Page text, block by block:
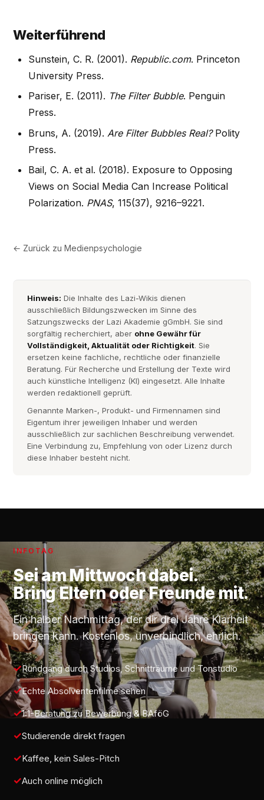
Weiterführend
Sunstein, C. R. (2001). Republic.com. Princeton
University Press.
Pariser, E. (2011). The Filter Bubble. Penguin
Press.
Bruns, A. (2019). Are Filter Bubbles Real?Polity
Press.
Bail, C. A. et al. (2018). Exposure to Opposing
Views on Social Media Can Increase Political
Polarization. PNAS, 115(37), 9216–9221.
← Zurück zuMedienpsychologie
Hinweis: Die Inhalte des Lazi-Wikis dienen
ausschließlich Bildungszwecken im Sinne des
Satzungszwecks der Lazi Akademie gGmbH. Sie sind
sorgfältig recherchiert, aber ohne Gewähr für
Vollständigkeit, Aktualität oder Richtigkeit. Sie
ersetzen keine fachliche, rechtliche oder finanzielle
Beratung. Für Recherche und Erstellung der Texte wird
auch künstliche Intelligenz (KI) eingesetzt. Alle Inhalte
werden redaktionell geprüft.
Genannte Marken-, Produkt- und Firmennamen sind
Eigentum ihrer jeweiligen Inhaber und werden
ausschließlich zur sachlichen Beschreibung verwendet.
Eine Verbindung zu, Empfehlung von oder Lizenz durch
diese Inhaber besteht nicht.
INFOTAG
Sei amMittwochdabei.
Bring Eltern oder Freunde mit.
Ein halber Nachmittag, der dir drei Jahre Klarheit
bringen kann. Kostenlos, unverbindlich, ehrlich.
Rundgang durch Studios, Schnitträume und Tonstudio
Echte Absolventenfilme sehen
1:1-Beratung zu Bewerbung & BAföG
Studierende direkt fragen
Kaffee, kein Sales-Pitch
Auch online möglich